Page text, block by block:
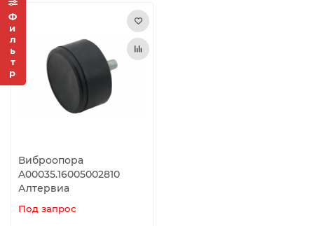
Фильтр
Виброопора
A00035.16005002810
Алтервиа
Под запрос